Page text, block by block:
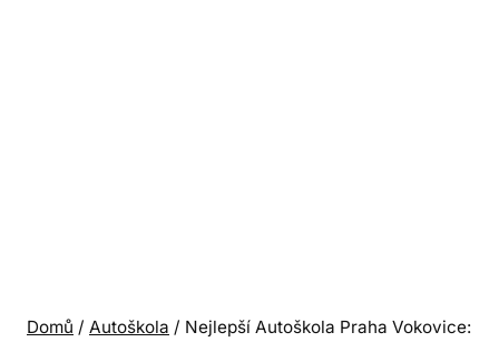
Domů / Autoškola / Nejlepší Autoškola Praha Vokovice: